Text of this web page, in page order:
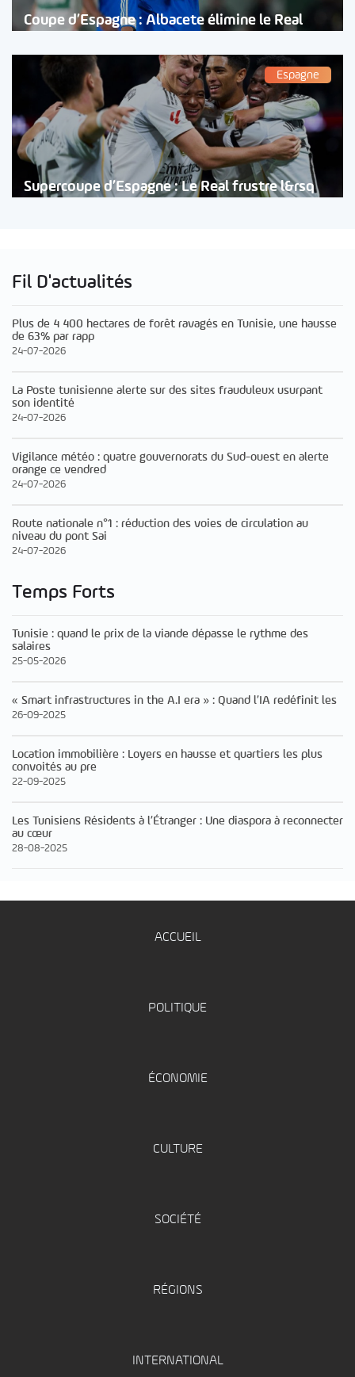
Coupe d’Espagne : Albacete élimine le Real
Espagne
Supercoupe d’Espagne : Le Real frustre l&rsq
Fil D'actualités
Plus de 4 400 hectares de forêt ravagés en Tunisie, une hausse
de 63% par rapp
24-07-2026
La Poste tunisienne alerte sur des sites frauduleux usurpant
son identité
24-07-2026
Vigilance météo : quatre gouvernorats du Sud-ouest en alerte
orange ce vendred
24-07-2026
Route nationale n°1 : réduction des voies de circulation au
niveau du pont Sai
24-07-2026
Temps Forts
Tunisie : quand le prix de la viande dépasse le rythme des
salaires
25-05-2026
« Smart infrastructures in the A.I era » : Quand l’IA redéfinit les
26-09-2025
Location immobilière : Loyers en hausse et quartiers les plus
convoités au pre
22-09-2025
Les Tunisiens Résidents à l’Étranger : Une diaspora à reconnecter
au cœur
28-08-2025
ACCUEIL
POLITIQUE
ÉCONOMIE
CULTURE
SOCIÉTÉ
RÉGIONS
INTERNATIONAL